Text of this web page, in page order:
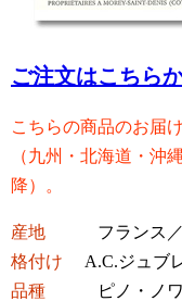
ご注文はこちらか
こちらの商品のお届
（九州・北海道・沖
降）。
産地 フランス／
格付け
A.C.ジュブ
品種 ピノ・ノワ